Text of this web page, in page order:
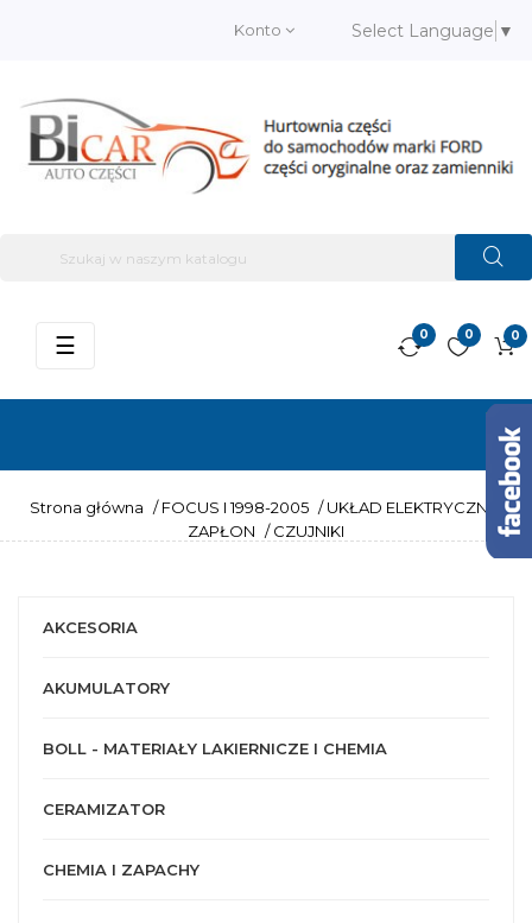
Konto Select Language ▼
0
0
0
Przełącz
☰
Strona główna / FOCUS I 1998-2005 / UKŁAD ELEKTRYCZNY,
ZAPŁON / CZUJNIKI
AKCESORIA
AKUMULATORY
BOLL - MATERIAŁY LAKIERNICZE I CHEMIA
CERAMIZATOR
CHEMIA I ZAPACHY